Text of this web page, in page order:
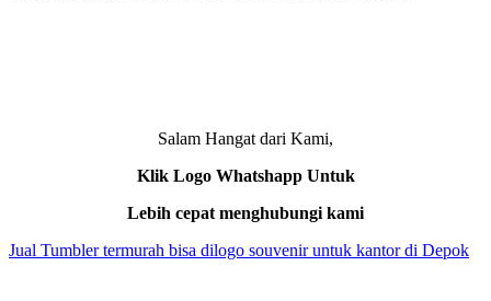
Salam Hangat dari Kami,
Klik Logo Whatshapp Untuk
Lebih cepat menghubungi kami
Jual Tumbler termurah bisa dilogo souvenir untuk kantor di Depok